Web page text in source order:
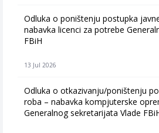
Odluka o poništenju postupka
nabavka licenci za potrebe
FBiH
13 Jul 2026
Odluka o otkazivanju/poništenju
roba – nabavka kompjuterske
Generalnog sekretarijata Vlade